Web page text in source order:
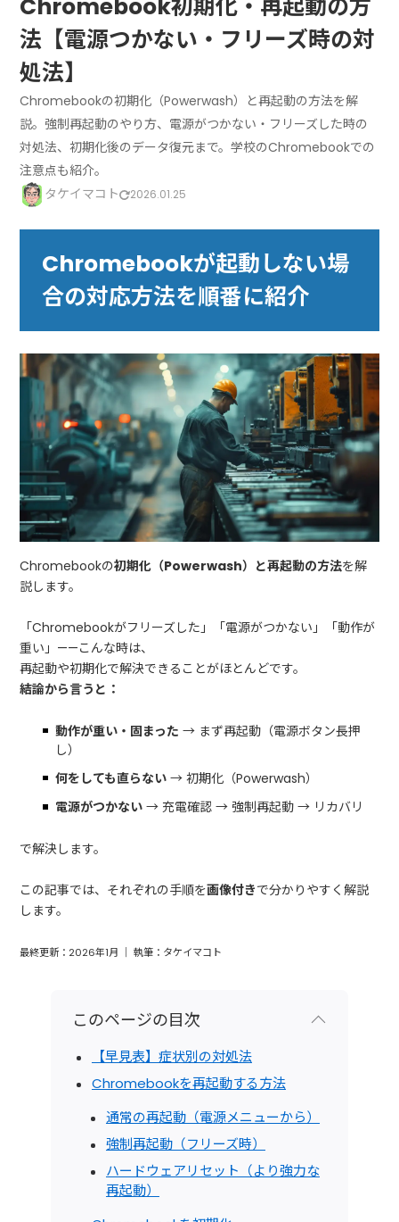
Chromebook初期化・再起動の方
法【電源つかない・フリーズ時の対
処法】
Chromebookの初期化（Powerwash）と再起動の方法を解
説。強制再起動のやり方、電源がつかない・フリーズした時の
対処法、初期化後のデータ復元まで。学校のChromebookでの
注意点も紹介。
タケイマコト
2026.01.25
Chromebookが起動しない場
合の対応方法を順番に紹介
Chromebookの初期化（Powerwash）と再起動の方法を解
説します。
「Chromebookがフリーズした」「電源がつかない」「動作が
重い」——こんな時は、
再起動や初期化で解決できることがほとんどです。
結論から言うと：
動作が重い・固まった → まず再起動（電源ボタン長押
し）
何をしても直らない → 初期化（Powerwash）
電源がつかない → 充電確認 → 強制再起動 → リカバリ
で解決します。
この記事では、それぞれの手順を画像付きで分かりやすく解説
します。
最終更新：2026年1月 ｜ 執筆：タケイマコト
このページの目次
【早見表】症状別の対処法
Chromebookを再起動する方法
通常の再起動（電源メニューから）
強制再起動（フリーズ時）
ハードウェアリセット（より強力な
再起動）